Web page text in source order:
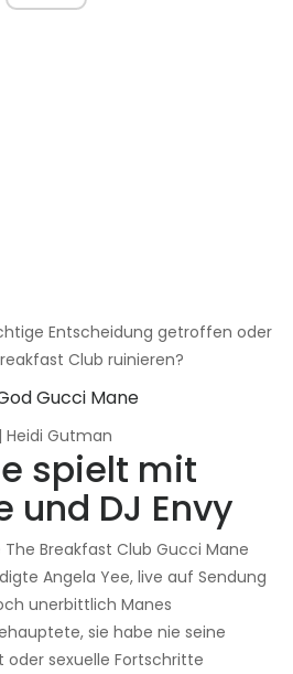
Entscheidung getroffen oder
Club ruinieren?
Gutman
spielt mit
und DJ Envy
Breakfast Club Gucci Mane
Angela Yee, live auf Sendung
unerbittlich Manes
sie habe nie seine
sexuelle Fortschritte